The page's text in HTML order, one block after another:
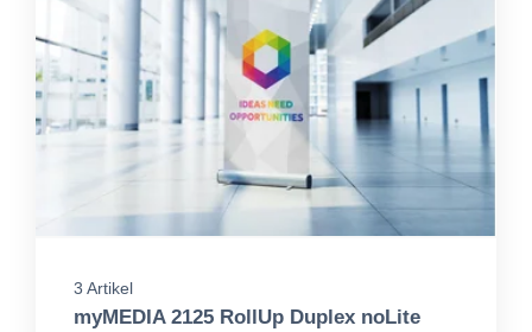
3 Artikel
myMEDIA 2125 RollUp Duplex noLite